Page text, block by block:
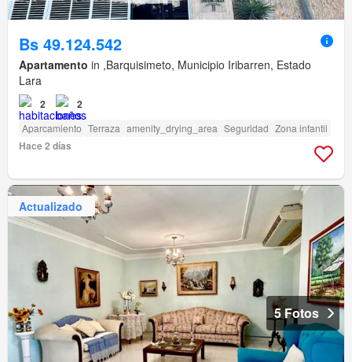
Bs 49.124.542
Apartamento in ,Barquisimeto, Municipio Iribarren, Estado
Lara
2 2
Aparcamiento Terraza amenity_drying_area Seguridad Zona infantil
Hace 2 días
Actualizado
5 Fotos